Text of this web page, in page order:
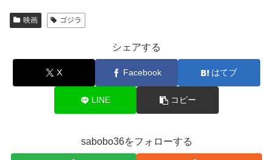
映画 ゴジラ
シェアする
X Facebook はてブ
LINE コピー
sabobo36をフォローする